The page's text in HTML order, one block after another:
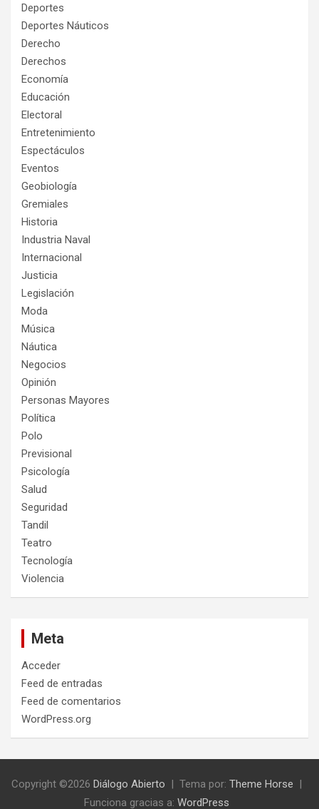
Deportes
Deportes Náuticos
Derecho
Derechos
Economía
Educación
Electoral
Entretenimiento
Espectáculos
Eventos
Geobiología
Gremiales
Historia
Industria Naval
Internacional
Justicia
Legislación
Moda
Música
Náutica
Negocios
Opinión
Personas Mayores
Política
Polo
Previsional
Psicología
Salud
Seguridad
Tandil
Teatro
Tecnología
Violencia
Meta
Acceder
Feed de entradas
Feed de comentarios
WordPress.org
Copyright ©2026 Diálogo Abierto Tema por: Theme Horse
Funciona gracias a: WordPress